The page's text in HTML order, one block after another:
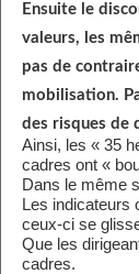
Ensuite le
valeurs, les
pas de
mobilisation.
des risques de
Ainsi, les « 35
cadres ont «
Dans le même
Les indicateurs
ceux-ci se
Que les
cadres.